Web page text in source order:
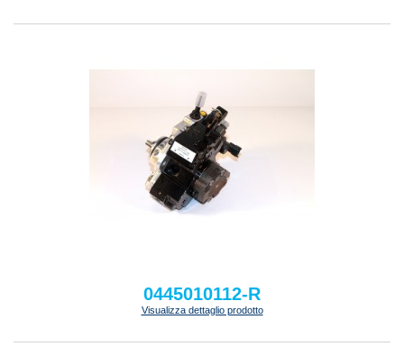
0445010112-R
Visualizza dettaglio prodotto